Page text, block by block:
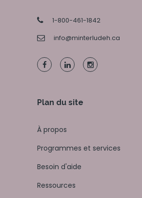
1-800-461-1842
info@minterludeh.ca
Plan du site
À propos
Programmes et services
Besoin d'aide
Ressources